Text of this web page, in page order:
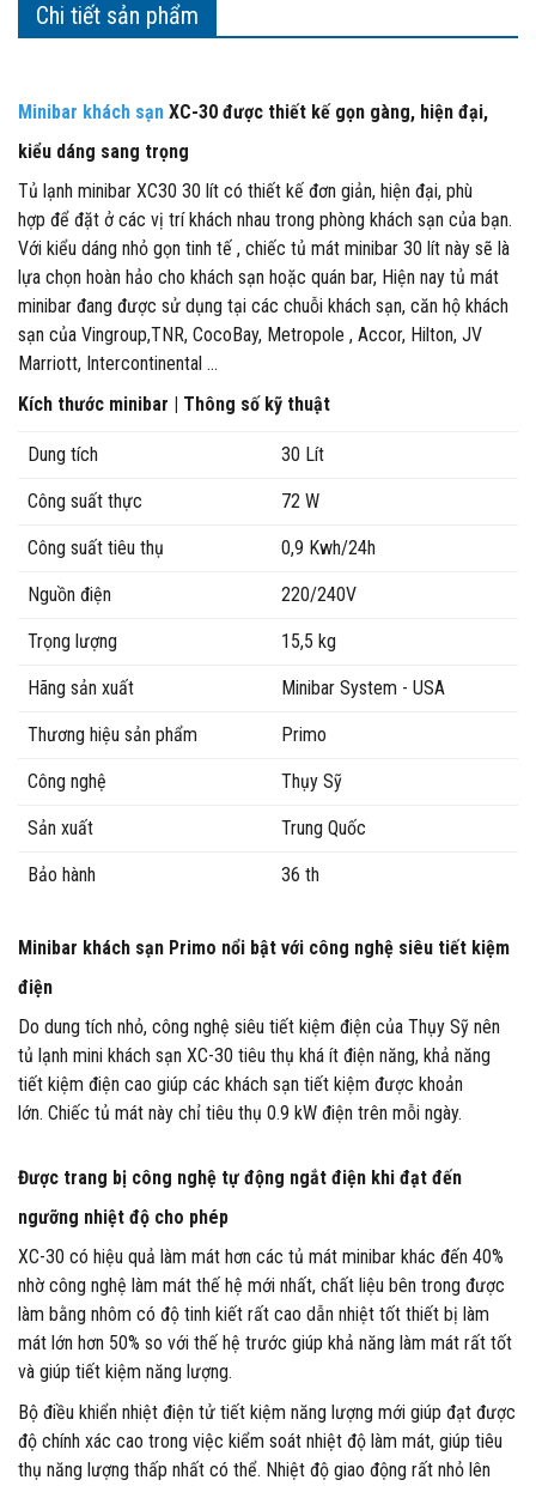
Chi tiết sản phẩm
Minibar khách sạn XC-30 được thiết kế gọn gàng, hiện đại,
kiểu dáng sang trọng
Tủ lạnh minibar XC30 30 lít có thiết kế đơn giản, hiện đại, phù
hợp để đặt ở các vị trí khách nhau trong phòng khách sạn của bạn.
Với kiểu dáng nhỏ gọn tinh tế , chiếc tủ mát minibar 30 lít này sẽ là
lựa chọn hoàn hảo cho khách sạn hoặc quán bar, Hiện nay tủ mát
minibar đang được sử dụng tại các chuỗi khách sạn, căn hộ khách
sạn của Vingroup,TNR, CocoBay, Metropole , Accor, Hilton, JV
Marriott, Intercontinental ...
Kích thước minibar | Thông số kỹ thuật
Dung tích 30 Lít
Công suất thực 72 W
Công suất tiêu thụ 0,9 Kwh/24h
Nguồn điện 220/240V
Trọng lượng 15,5 kg
Hãng sản xuất Minibar System - USA
Thương hiệu sản phẩm Primo
Công nghệ Thụy Sỹ
Sản xuất Trung Quốc
Bảo hành 36 th
Minibar khách sạn Primo nổi bật với công nghệ siêu tiết kiệm
điện
Do dung tích nhỏ, công nghệ siêu tiết kiệm điện của Thụy Sỹ nên
tủ lạnh mini khách sạn XC-30 tiêu thụ khá ít điện năng, khả năng
tiết kiệm điện cao giúp các khách sạn tiết kiệm được khoản
lớn. Chiếc tủ mát này chỉ tiêu thụ 0.9 kW điện trên mỗi ngày.
Được trang bị công nghệ tự động ngắt điện khi đạt đến
ngưỡng nhiệt độ cho phép
XC-30 có hiệu quả làm mát hơn các tủ mát minibar khác đến 40%
nhờ công nghệ làm mát thế hệ mới nhất, chất liệu bên trong được
làm bằng nhôm có độ tinh kiết rất cao dẫn nhiệt tốt thiết bị làm
mát lớn hơn 50% so với thế hệ trước giúp khả năng làm mát rất tốt
và giúp tiết kiệm năng lượng.
Bộ điều khiển nhiệt điện tử tiết kiệm năng lượng mới giúp đạt được
độ chính xác cao trong việc kiểm soát nhiệt độ làm mát, giúp tiêu
thụ năng lượng thấp nhất có thể. Nhiệt độ giao động rất nhỏ lên